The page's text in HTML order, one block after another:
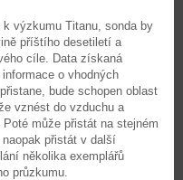
k výzkumu Titanu, sonda by
příštího desetiletí a
cíle. Data získaná
o vhodných
bude schopen oblast
vznést do vzduchu a
může přistát na stejném
přistát v další
několika exemplářů
průzkumu.